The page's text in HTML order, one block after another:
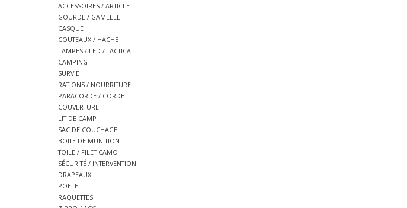
ACCESSOIRES / ARTICLE
GOURDE / GAMELLE
CASQUE
COUTEAUX / HACHE
LAMPES / LED / TACTICAL
CAMPING
SURVIE
RATIONS / NOURRITURE
PARACORDE / CORDE
COUVERTURE
LIT DE CAMP
SAC DE COUCHAGE
BOITE DE MUNITION
TOILE / FILET CAMO
SÉCURITÉ / INTERVENTION
DRAPEAUX
POËLE
RAQUETTES